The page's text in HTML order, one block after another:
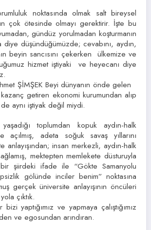
noktasında olmak salt bireysel
çok ötesinde olmayı gerektirir. İşte bu
gündüz yorulmadan koşturmanın
diye düşündüğümüzde; cevabını, aydın,
beyin sancısını çekerken ülkemize ve
hizmet iştiyaki ve heyecanı diye
ŞİMŞEK Beyi dünyanın önde gelen
getiren ekonomi kurumundan alıp
aynı iştiyak değil miydi.
toplumdan kopuk aydın-halk
açılmış, adeta soğuk savaş yıllarını
anlayışından; insan merkezli, aydın-halk
mektepten memlekete düsturuyla
şiirdeki ifade ile “Gökte Samanyolu
gölünde inciler benim” noktasına
gerçek üniversite anlayışının öncüleri
çıktık.
yaptığımız ve yapmaya çalıştığımız
ve egosundan arındıran.